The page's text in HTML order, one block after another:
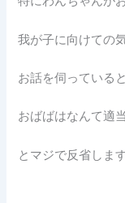
我が子に向けての
お話を伺っていると
おばばはなんて適
とマジで反省しま